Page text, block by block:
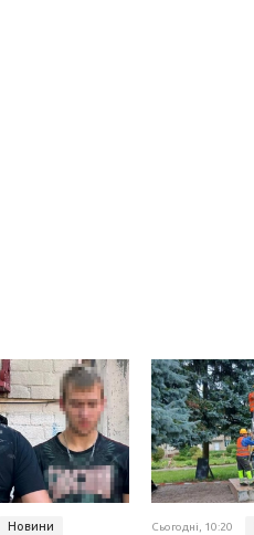
Новини Сьогодні, 10:20